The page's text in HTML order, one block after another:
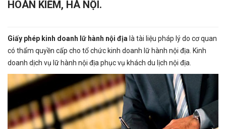
HOÀN KIẾM, HÀ NỘI.
Giấy phép kinh doanh lữ hành nội địa là tài liệu pháp lý do cơ quan
có thẩm quyền cấp cho tổ chức kinh doanh lữ hành nội địa. Kinh
doanh dịch vụ lữ hành nội địa phục vụ khách du lịch nội địa.